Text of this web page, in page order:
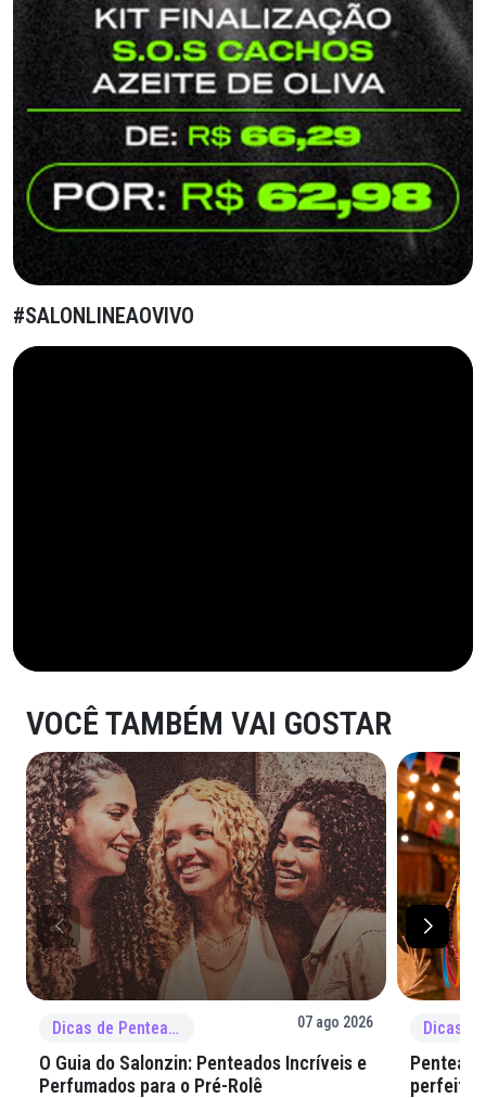
#SALONLINEAOVIVO
VOCÊ TAMBÉM VAI GOSTAR
Dicas de Penteado 07 ago 2026
O Guia do Salonzin: Penteados Incríveis e
Perfumados para o Pré-Rolê
perfeita